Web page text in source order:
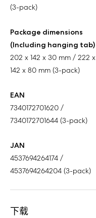
(3-pack)
Package dimensions
(Including hanging tab)
202 x 142 x 30 mm / 222 x
142 x 80 mm (3-pack)
EAN
7340172701620 /
7340172701644 (3-pack)
JAN
4537694264174 /
4537694264204 (3-pack)
下载